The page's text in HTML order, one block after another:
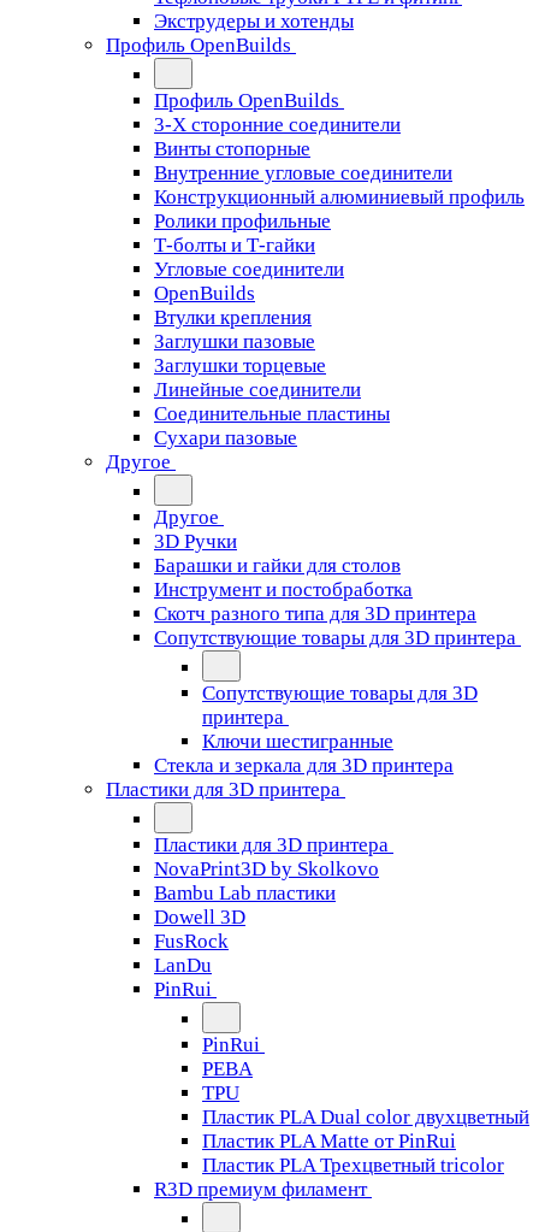
Экструдеры и хотенды
Профиль OpenBuilds
Профиль OpenBuilds
3-Х сторонние соединители
Винты стопорные
Внутренние угловые соединители
Конструкционный алюминиевый профиль
Ролики профильные
Т-болты и Т-гайки
Угловые соединители
OpenBuilds
Втулки крепления
Заглушки пазовые
Заглушки торцевые
Линейные соединители
Соединительные пластины
Сухари пазовые
Другое
Другое
3D Ручки
Барашки и гайки для столов
Инструмент и постобработка
Скотч разного типа для 3D принтера
Сопутствующие товары для 3D принтера
Сопутствующие товары для 3D
принтера
Ключи шестигранные
Стекла и зеркала для 3D принтера
Пластики для 3D принтера
Пластики для 3D принтера
NovaPrint3D by Skolkovo
Bambu Lab пластики
Dowell 3D
FusRock
LanDu
PinRui
PinRui
PEBA
TPU
Пластик PLA Dual color двухцветный
Пластик PLA Matte от PinRui
Пластик PLA Трехцветный tricolor
R3D премиум филамент